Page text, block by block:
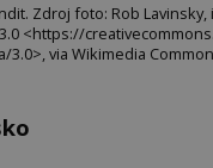
Zdroj foto: Rob Lavinsky,
3.0 <https://
3.0>, via Wikimedia